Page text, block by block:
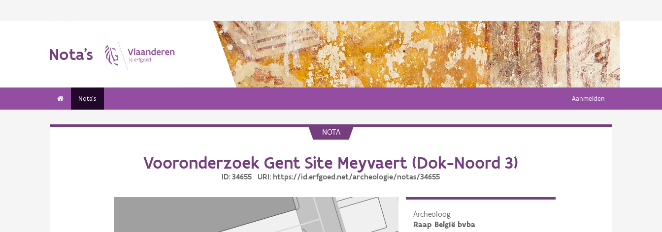
Nota's
Nota's Aanmelden
NOTA
Vooronderzoek Gent Site Meyvaert (Dok-Noord 3)
ID: 34655 URI: https://id.erfgoed.net/archeologie/notas/34655
Archeoloog
Raap België bvba